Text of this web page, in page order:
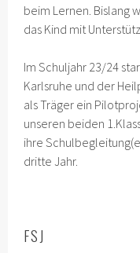
beim Lernen. Bislang
das Kind mit
Im Schuljahr 23/24
Karlsruhe und der
als Träger ein
unseren beiden
ihre
dritte Jahr.
FSJ